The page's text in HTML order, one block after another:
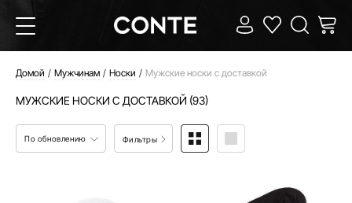
Домой Мужчинам Носки Мужские носки с доставкой
МУЖСКИЕ НОСКИ С ДОСТАВКОЙ (93)
По обновлению Фильтры